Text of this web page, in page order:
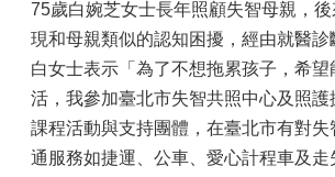
75歲白婉芝女士長年照顧失智母親，
現和母親類似的認知困擾，經由就醫診
白女士表示「為了不想拖累孩子，希望
活，我參加臺北市失智共照中心及照護
課程活動與支持團體，在臺北市有對失
通服務如捷運、公車、愛心計程車及